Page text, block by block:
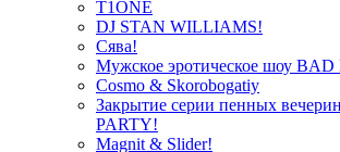
T1ONE
DJ STAN WILLIAMS!
Сява!
Мужское эротическое шоу BAD
Cosmo & Skorobogatiy
Закрытие серии пенных
PARTY!
Magnit & Slider!